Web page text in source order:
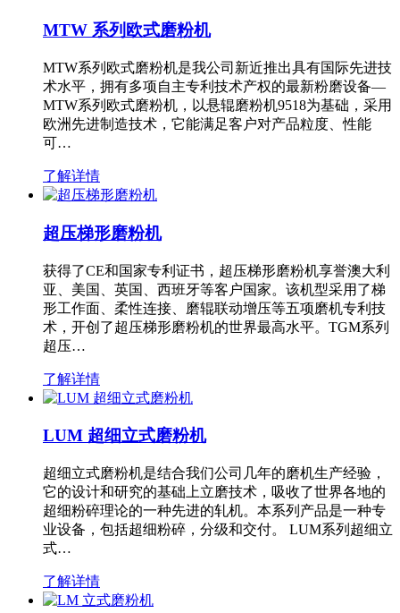
MTW 系列欧式磨粉机
MTW系列欧式磨粉机是我公司新近推出具有国际先进技
术水平，拥有多项自主专利技术产权的最新粉磨设备—
MTW系列欧式磨粉机，以悬辊磨粉机9518为基础，采用
欧洲先进制造技术，它能满足客户对产品粒度、性能
可…
了解详情
超压梯形磨粉机
获得了CE和国家专利证书，超压梯形磨粉机享誉澳大利
亚、美国、英国、西班牙等客户国家。该机型采用了梯
形工作面、柔性连接、磨辊联动增压等五项磨机专利技
术，开创了超压梯形磨粉机的世界最高水平。TGM系列
超压…
了解详情
LUM 超细立式磨粉机
超细立式磨粉机是结合我们公司几年的磨机生产经验，
它的设计和研究的基础上立磨技术，吸收了世界各地的
超细粉碎理论的一种先进的轧机。本系列产品是一种专
业设备，包括超细粉碎，分级和交付。 LUM系列超细立
式…
了解详情